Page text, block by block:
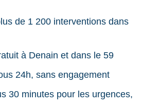
de 1 200 interventions dans
à Denain et dans le 59
24h, sans engagement
30 minutes pour les urgences,